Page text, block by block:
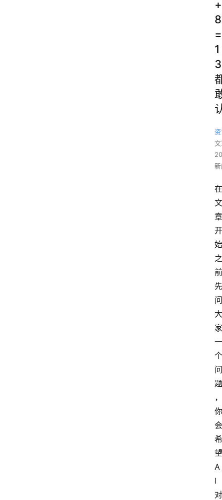
+
8
=
1
3
在
文
章
开
始
之
前
先
问
大
家
一
个
问
题
，
你
会
希
望
A
I
对